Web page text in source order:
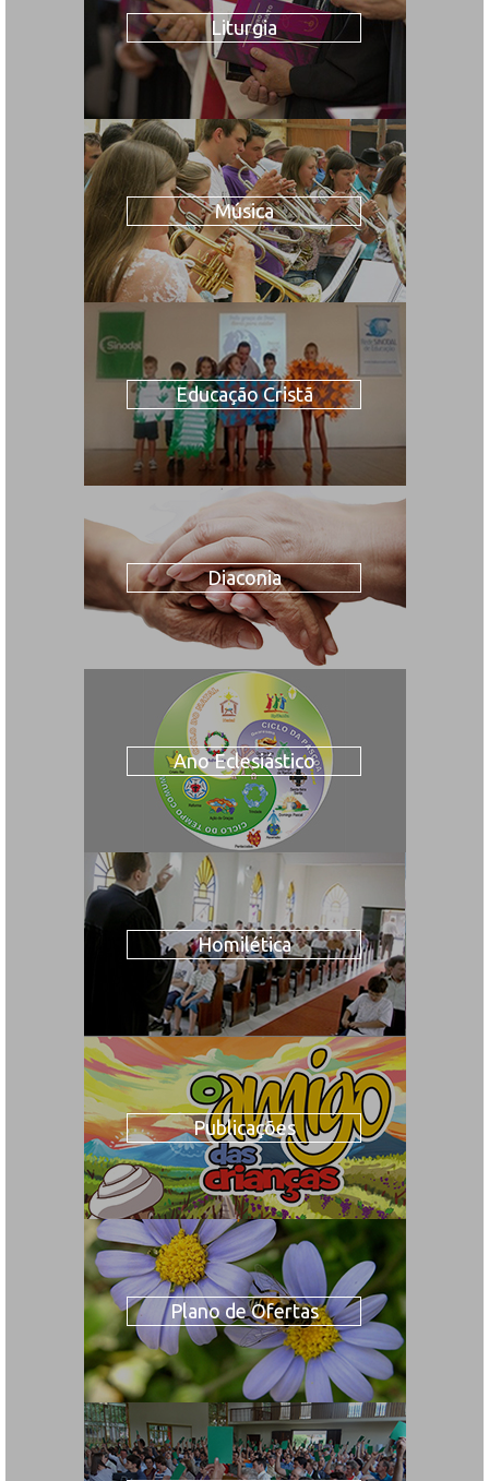
Liturgia
Música
Educação Cristã
Diaconia
Ano Eclesiástico
Homilética
Publicações
Plano de Ofertas